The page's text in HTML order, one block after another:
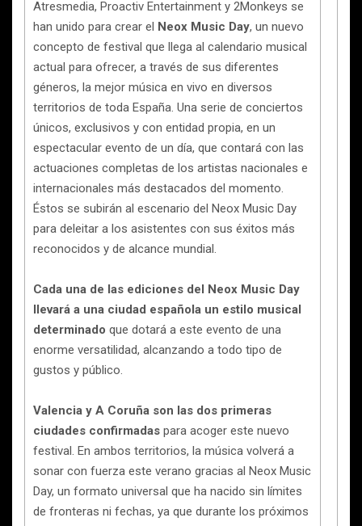
Atresmedia, Proactiv Entertainment y 2Monkeys se
han unido para crear el Neox Music Day, un nuevo
concepto de festival que llega al calendario musical
actual para ofrecer, a través de sus diferentes
géneros, la mejor música en vivo en diversos
territorios de toda España. Una serie de conciertos
únicos, exclusivos y con entidad propia, en un
espectacular evento de un día, que contará con las
actuaciones completas de los artistas nacionales e
internacionales más destacados del momento.
Éstos se subirán al escenario del Neox Music Day
para deleitar a los asistentes con sus éxitos más
reconocidos y de alcance mundial.
Cada una de las ediciones del Neox Music Day
llevará a una ciudad española un estilo musical
determinado que dotará a este evento de una
enorme versatilidad, alcanzando a todo tipo de
gustos y público.
Valencia y A Coruña son las dos primeras
ciudades confirmadas para acoger este nuevo
festival. En ambos territorios, la música volverá a
sonar con fuerza este verano gracias al Neox Music
Day, un formato universal que ha nacido sin límites
de fronteras ni fechas, ya que durante los próximos